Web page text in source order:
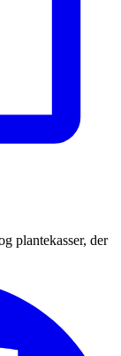
plantekasser, der